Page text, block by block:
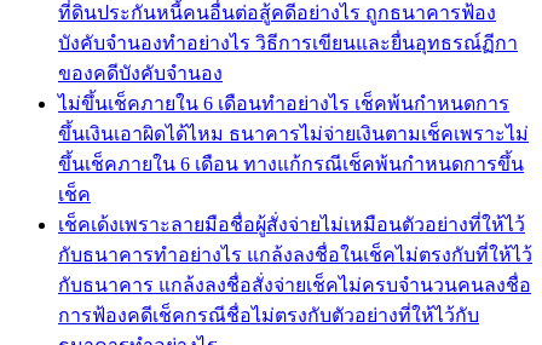
ที่ดินประกันหนี้คนอื่นต่อสู้คดีอย่างไร ถูกธนาคารฟ้อง
บังคับจำนองทำอย่างไร วิธีการเขียนและยื่นอุทธรณ์ฏีกา
ของคดีบังคับจำนอง
ไม่ขึ้นเช็คภายใน 6 เดือนทำอย่างไร เช็คพ้นกำหนดการ
ขึ้นเงินเอาผิดได้ไหม ธนาคารไม่จ่ายเงินตามเช็คเพราะไม่
ขึ้นเช็คภายใน 6 เดือน ทางแก้กรณีเช็คพ้นกำหนดการขึ้น
เช็ค
เช็คเด้งเพราะลายมือชื่อผู้สั่งจ่ายไม่เหมือนตัวอย่างที่ให้ไว้
กับธนาคารทำอย่างไร แกล้งลงชื่อในเช็คไม่ตรงกับที่ให้ไว้
กับธนาคาร แกล้งลงชื่อสั่งจ่ายเช็คไม่ครบจำนวนคนลงชื่อ
การฟ้องคดีเช็คกรณีชื่อไม่ตรงกับตัวอย่างที่ให้ไว้กับ